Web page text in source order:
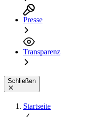
Presse
Transparenz
Schließen
Startseite